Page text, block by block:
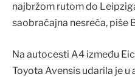
najbržom rutom do
saobraćajna nesreća, piše
Na autocesti A4 između
Toyota Avensis udarila je u